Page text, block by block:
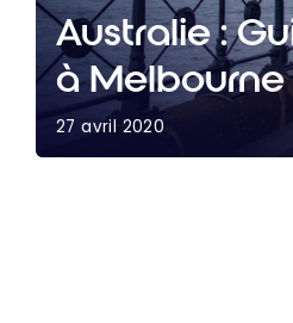
Australie : Guide de
Australie :
à Melbourne
27 avril 2020